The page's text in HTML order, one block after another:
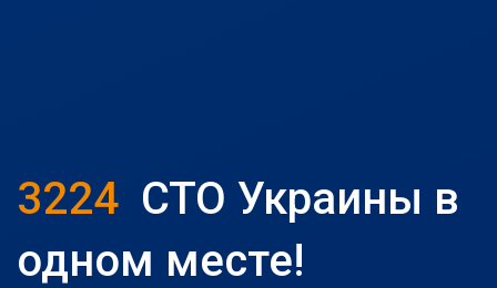
3224 СТО Украины в
одном месте!